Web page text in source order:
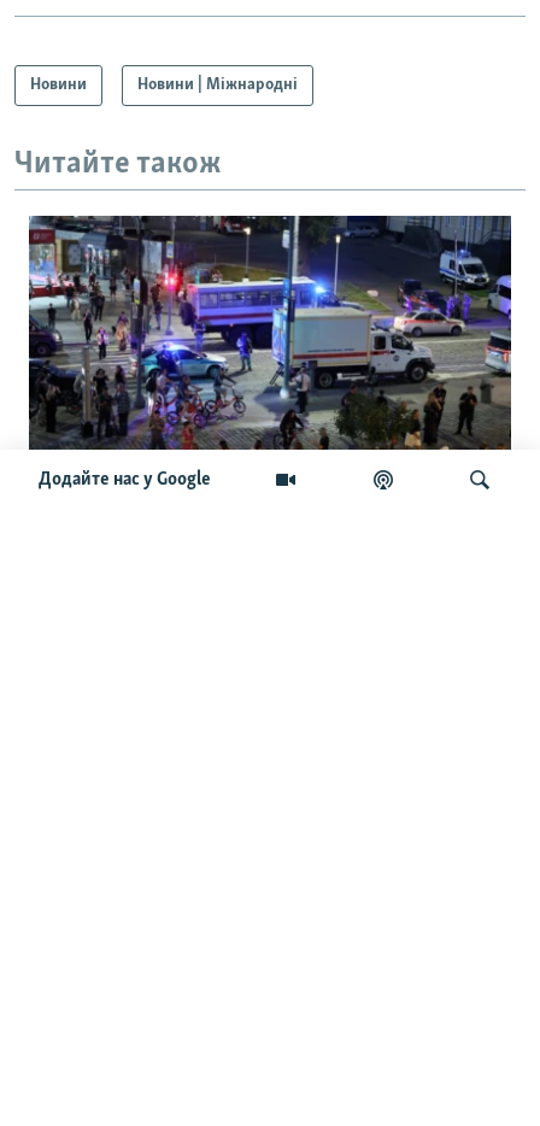
Додайте нас у Google
Новини Новини | Міжнародні
Читайте також